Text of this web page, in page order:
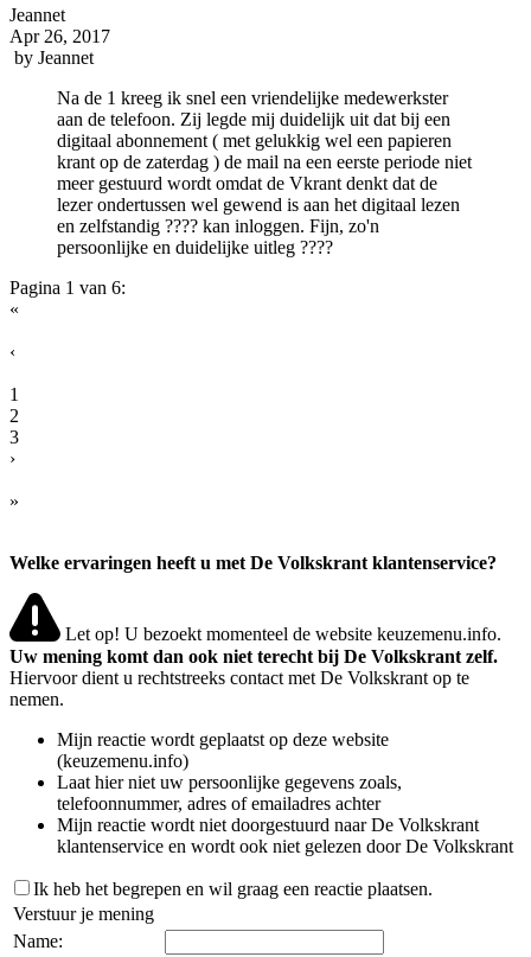
Jeannet
Apr 26, 2017
by Jeannet
Na de 1 kreeg ik snel een vriendelijke medewerkster
aan de telefoon. Zij legde mij duidelijk uit dat bij een
digitaal abonnement ( met gelukkig wel een papieren
krant op de zaterdag ) de mail na een eerste periode niet
meer gestuurd wordt omdat de Vkrant denkt dat de
lezer ondertussen wel gewend is aan het digitaal lezen
en zelfstandig ???? kan inloggen. Fijn, zo'n
persoonlijke en duidelijke uitleg ????
Pagina 1 van 6:
«
‹
1
2
3
›
»
Welke ervaringen heeft u met De Volkskrant klantenservice?
Let op! U bezoekt momenteel de website keuzemenu.info.
Uw mening komt dan ook niet terecht bij De Volkskrant zelf.
Hiervoor dient u rechtstreeks contact met De Volkskrant op te
nemen.
Mijn reactie wordt geplaatst op deze website
(keuzemenu.info)
Laat hier niet uw persoonlijke gegevens zoals,
telefoonnummer, adres of emailadres achter
Mijn reactie wordt niet doorgestuurd naar De Volkskrant
klantenservice en wordt ook niet gelezen door De Volkskrant
Ik heb het begrepen en wil graag een reactie plaatsen.
Verstuur je mening
Name: